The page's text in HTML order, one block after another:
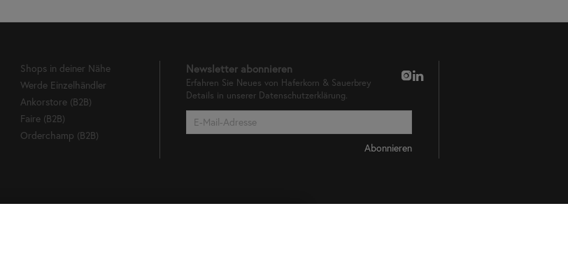
Shops in deiner Nähe
Werde Einzelhändler
Ankorstore (B2B)
Faire (B2B)
Orderchamp (B2B)
Newsletter abonnieren
Erfahren Sie Neues von Haferkorn & Sauerbrey
Details in unserer Datenschutzerklärung.